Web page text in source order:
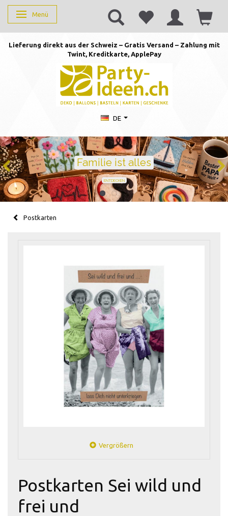
Anzeige ändern
Menü
Lieferung direkt aus der Schweiz – Gratis Versand – Zahlung mit
Twint, Kreditkarte, ApplePay
DE
Geburtstag feiern
Ballons · Tischdeko · Karten · Zahlen
GEBURTSTAGSDEKO ENTDECKEN
Postkarten
Vergrößern
Postkarten Sei wild und
frei und